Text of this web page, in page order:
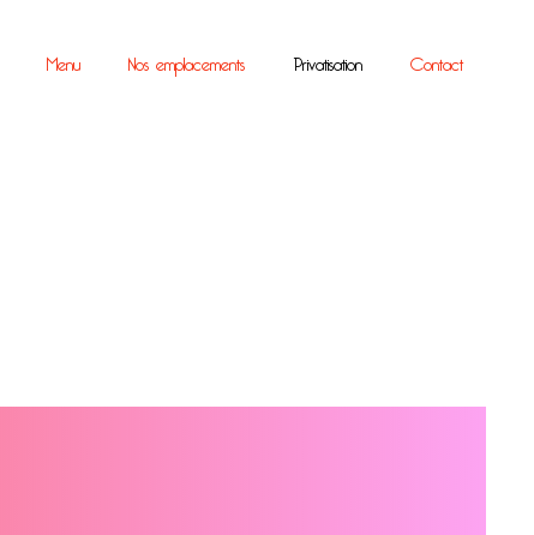
Menu Nos emplacements Privatisation Contact